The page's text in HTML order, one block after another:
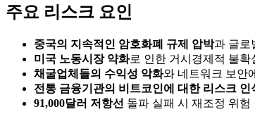
주요 리스크 요인
중국의 지속적인 암호화폐 규제 압박과 글로
미국 노동시장 약화로 인한 거시경제적 불확
채굴업체들의 수익성 악화와 네트워크 보안
전통 금융기관의 비트코인에 대한 리스크 인
91,000달러 저항선 돌파 실패 시 재조정 위험